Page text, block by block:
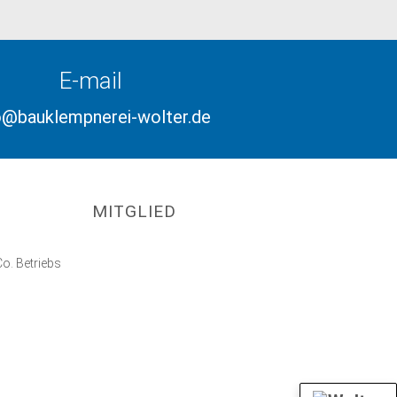
E-mail
wolter.de
Betriebs
MITGLIED